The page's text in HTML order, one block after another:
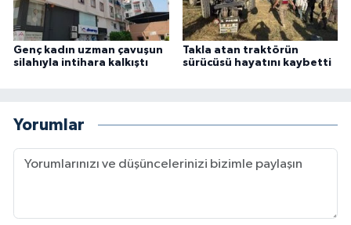
Genç kadın uzman çavuşun
silahıyla intihara kalkıştı
Takla atan traktörün
sürücüsü hayatını kaybetti
Yorumlar